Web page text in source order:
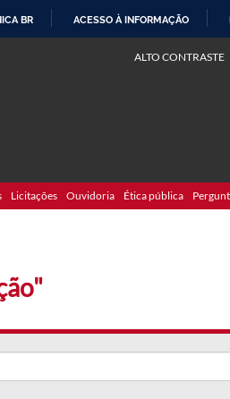
BR ACESSO À INFORMAÇÃO
ALTO CONTRASTE
Licitações Ouvidoria Ética pública